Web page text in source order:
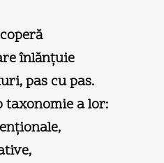
înlănţuie
pas cu pas.
taxonomie a lor: